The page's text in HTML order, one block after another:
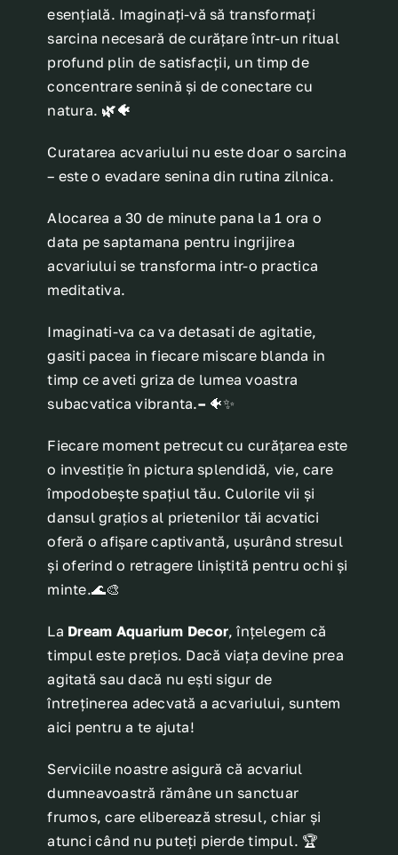
esențială. Imaginați-vă să transformați
sarcina necesară de curățare într-un ritual
profund plin de satisfacții, un timp de
concentrare senină și de conectare cu
natura. 🌿🐠
Curatarea acvariului nu este doar o sarcina
– este o evadare senina din rutina zilnica.
Alocarea a 30 de minute pana la 1 ora o
data pe saptamana pentru ingrijirea
acvariului se transforma intr-o practica
meditativa.
Imaginati-va ca va detasati de agitatie,
gasiti pacea in fiecare miscare blanda in
timp ce aveti griza de lumea voastra
subacvatica vibranta.–🐠✨
Fiecare moment petrecut cu curățarea este
o investiție în pictura splendidă, vie, care
împodobește spațiul tău. Culorile vii și
dansul grațios al prietenilor tăi acvatici
oferă o afișare captivantă, ușurând stresul
și oferind o retragere liniștită pentru ochi și
minte.🌊🎨
La Dream Aquarium Decor, înțelegem că
timpul este prețios. Dacă viața devine prea
agitată sau dacă nu ești sigur de
întreținerea adecvată a acvariului, suntem
aici pentru a te ajuta!
Serviciile noastre asigură că acvariul
dumneavoastră rămâne un sanctuar
frumos, care eliberează stresul, chiar și
atunci când nu puteți pierde timpul. 🏆